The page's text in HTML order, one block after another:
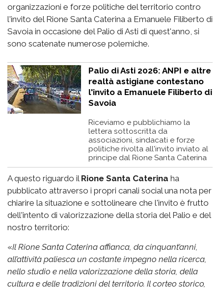
organizzazioni e forze politiche del territorio contro
l'invito del Rione Santa Caterina a Emanuele Filiberto di
Savoia in occasione del Palio di Asti di quest'anno, si
sono scatenate numerose polemiche.
Palio di Asti 2026: ANPI e altre
realtà astigiane contestano
l'invito a Emanuele Filiberto di
Savoia
Riceviamo e pubblichiamo la
lettera sottoscritta da
associazioni, sindacati e forze
politiche rivolta all'invito inviato al
principe dal Rione Santa Caterina
A questo riguardo il Rione Santa Caterina ha
pubblicato attraverso i propri canali social una nota per
chiarire la situazione e sottolineare che l'invito è frutto
dell'intento di valorizzazione della storia del Palio e del
nostro territorio:
«Il Rione Santa Caterina affianca, da cinquant’anni,
all’attività paliesca un costante impegno nella ricerca,
nello studio e nella valorizzazione della storia, della
cultura e delle tradizioni del territorio. Il corteo storico,